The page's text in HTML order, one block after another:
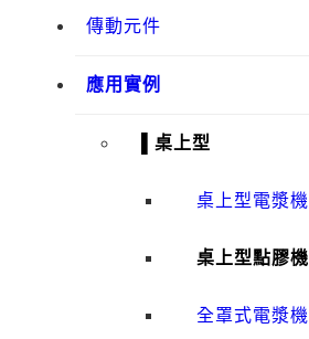
傳動元件
應用實例
▌桌上型
桌上型電漿機
桌上型點膠機
全罩式電漿機